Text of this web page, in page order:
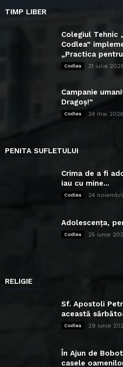
TIMP LIBER
Colegiul Tehnic
Codlea”
„Practica
Codlea 31 iulie
Campanie
Dragoș!”
Codlea 24 mai 2026
PENITA SUFLETULUI
Crima de a fi
iau cu mine...
Codlea 24
Adolescența,
Codlea 25 iunie
RELIGIE
Sf. Apostoli
această
Codlea 29 iunie
În Ajun de
casele